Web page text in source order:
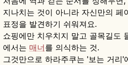
지나치는 것이 아니라 자신만의 페
표정을 발견하기 쉬워져요.
쇼핑에만 치우치지 말고 골목길도
에서는 매너를 의식하는 것.
그것만으로 하라주쿠는 '보는 거리'